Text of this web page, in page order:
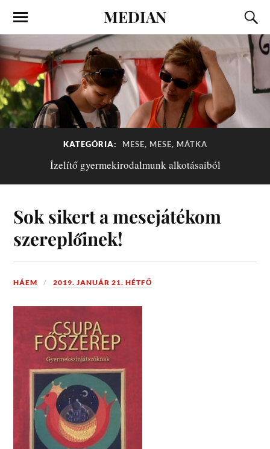
MEDIAN
KATEGÓRIA: MESE, MESE, MÁTKA
Ízelítő gyermekirodalmunk alkotásaiból
Sok sikert a mesejátékom
szereplőinek!
HÁEM 2019. JANUÁR 21. HÉTFŐ